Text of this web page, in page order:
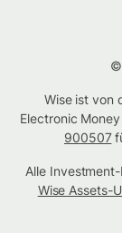
©
Wise ist von
Electronic
900507
Alle
Wise Assets-